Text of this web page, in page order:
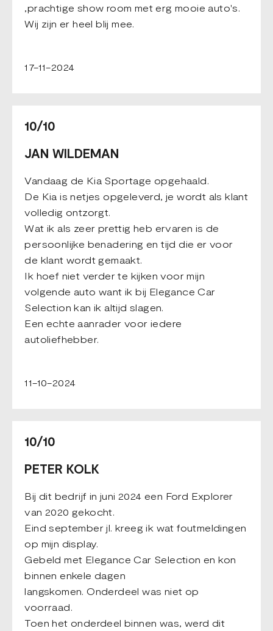
,prachtige show room met erg mooie auto's.
Wij zijn er heel blij mee.
17-11-2024
10/10
JAN WILDEMAN
Vandaag de Kia Sportage opgehaald.
De Kia is netjes opgeleverd, je wordt als klant
volledig ontzorgt.
Wat ik als zeer prettig heb ervaren is de
persoonlijke benadering en tijd die er voor
de klant wordt gemaakt.
Ik hoef niet verder te kijken voor mijn
volgende auto want ik bij Elegance Car
Selection kan ik altijd slagen.
Een echte aanrader voor iedere
autoliefhebber.
11-10-2024
10/10
PETER KOLK
Bij dit bedrijf in juni 2024 een Ford Explorer
van 2020 gekocht.
Eind september jl. kreeg ik wat foutmeldingen
op mijn display.
Gebeld met Elegance Car Selection en kon
binnen enkele dagen
langskomen. Onderdeel was niet op
voorraad.
Toen het onderdeel binnen was, werd dit